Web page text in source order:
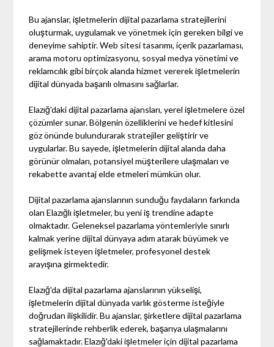
Bu ajanslar, işletmelerin dijital pazarlama stratejilerini
oluşturmak, uygulamak ve yönetmek için gereken bilgi ve
deneyime sahiptir. Web sitesi tasarımı, içerik pazarlaması,
arama motoru optimizasyonu, sosyal medya yönetimi ve
reklamcılık gibi birçok alanda hizmet vererek işletmelerin
dijital dünyada başarılı olmasını sağlarlar.
Elazığ'daki dijital pazarlama ajansları, yerel işletmelere özel
çözümler sunar. Bölgenin özelliklerini ve hedef kitlesini
göz önünde bulundurarak stratejiler geliştirir ve
uygularlar. Bu sayede, işletmelerin dijital alanda daha
görünür olmaları, potansiyel müşterilere ulaşmaları ve
rekabette avantaj elde etmeleri mümkün olur.
Dijital pazarlama ajanslarının sunduğu faydaların farkında
olan Elazığlı işletmeler, bu yeni iş trendine adapte
olmaktadır. Geleneksel pazarlama yöntemleriyle sınırlı
kalmak yerine dijital dünyaya adım atarak büyümek ve
gelişmek isteyen işletmeler, profesyonel destek
arayışına girmektedir.
Elazığ'da dijital pazarlama ajanslarının yükselişi,
işletmelerin dijital dünyada varlık gösterme isteğiyle
doğrudan ilişkilidir. Bu ajanslar, şirketlere dijital pazarlama
stratejilerinde rehberlik ederek, başarıya ulaşmalarını
sağlamaktadır. Elazığ'daki işletmeler için dijital pazarlama